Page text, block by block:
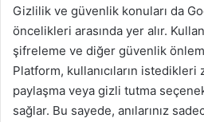
Gizlilik ve güvenlik konuları da
öncelikleri arasında yer alır.
şifreleme ve diğer güvenlik
Platform, kullanıcıların istedikleri
paylaşma veya gizli tutma
sağlar. Bu sayede, anılarınız